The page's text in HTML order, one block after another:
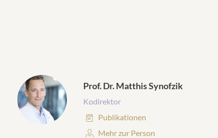
Prof. Dr. Matthis Synofzik
Kodirektor
Publikationen:
Publikationen
Personenprofil:
Mehr zur Person